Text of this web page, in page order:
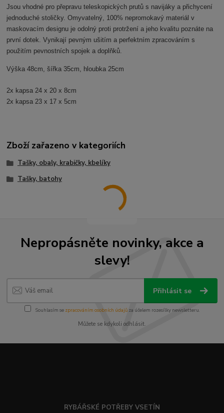
Jsou vhodné pro přepravu teleskopických prutů s navijáky a přichycení
jednoduché stoličky. Omyvatelný, 100% nepromokavý materiál v
maskovacím designu je odolný proti protržení a jeho kvalitu poznáte na
první dotek. Vynikají pevným ušitím a perfektním zpracováním s
použitím pevnostních spojek a doplňků.
Výška 48cm, šířka 35cm, hloubka 25cm
2x kapsa 24 x 20 x 8cm
2x kapsa 23 x 17 x 5cm
Zboží zařazeno v kategoriích
Tašky, obaly, krabičky, kbelíky
Tašky, batohy
Nepropásněte novinky, akce a
slevy!
Přihlásit se
Souhlasím se zpracováním osobních údajůza účelem rozesílky newsletteru.
Můžete se kdykoli odhlásit.
RYBÁŘSKÉ POTŘEBY VSETÍN